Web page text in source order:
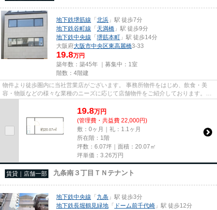
地下鉄堺筋線 「北浜 」駅 徒歩7分
地下鉄谷町線 「天満橋 」駅 徒歩9分
地下鉄中央線 「堺筋本町 」駅 徒歩14分
大阪府大阪市中央区東高麗橋3-33
19.8万円
築年数：築45年 ｜募集中： 1室
階数：4階建
物件より徒歩圏内に当社営業店がございます。 事務所物件をはじめ、飲食・美
容・物販などの様々な業種のニーズに応じて店舗物件をご紹介しております。
尚、弊社ではおとり広告は一切...
19.8万円
(管理費・共益費 22,000円)
敷：0ヶ月｜礼：1.1ヶ月
所在階：1階
坪数：6.07坪｜面積：20.07㎡
坪単価： 3.26万円
賃貸｜店舗一部 九条南３丁目ＴＮテナント
地下鉄中央線 「九条 」駅 徒歩3分
地下鉄長堀鶴見緑地 「 ドーム前千代崎 」駅 徒歩12分